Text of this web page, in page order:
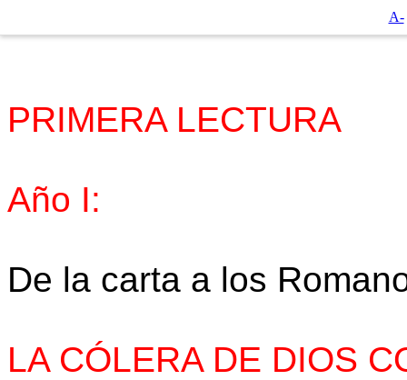
A-
PRIMERA LECTURA
Año I:
De la carta a los
LA CÓLERA DE DIOS